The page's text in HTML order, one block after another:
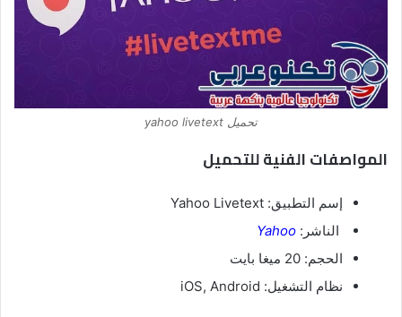
تحميل yahoo livetext
المواصفات الفنية للتحميل
إسم التطبيق: Yahoo Livetext
الناشر: Yahoo
الحجم: 20 ميغا بايت
نظام التشغيل: iOS, Android